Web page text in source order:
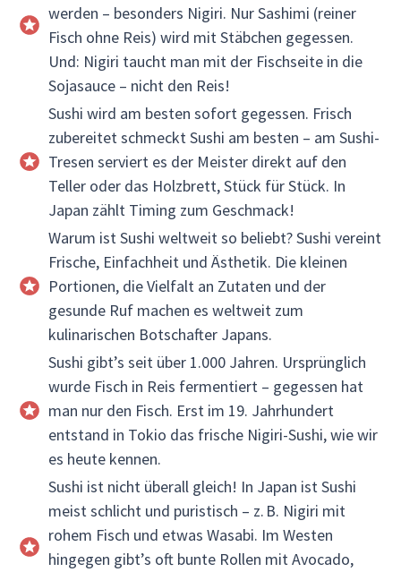
werden – besonders Nigiri. Nur Sashimi (reiner
Fisch ohne Reis) wird mit Stäbchen gegessen.
Und: Nigiri taucht man mit der Fischseite in die
Sojasauce – nicht den Reis!
Sushi wird am besten sofort gegessen. Frisch
zubereitet schmeckt Sushi am besten – am Sushi-
Tresen serviert es der Meister direkt auf den
Teller oder das Holzbrett, Stück für Stück. In
Japan zählt Timing zum Geschmack!
Warum ist Sushi weltweit so beliebt? Sushi vereint
Frische, Einfachheit und Ästhetik. Die kleinen
Portionen, die Vielfalt an Zutaten und der
gesunde Ruf machen es weltweit zum
kulinarischen Botschafter Japans.
Sushi gibt’s seit über 1.000 Jahren. Ursprünglich
wurde Fisch in Reis fermentiert – gegessen hat
man nur den Fisch. Erst im 19. Jahrhundert
entstand in Tokio das frische Nigiri-Sushi, wie wir
es heute kennen.
Sushi ist nicht überall gleich! In Japan ist Sushi
meist schlicht und puristisch – z. B. Nigiri mit
rohem Fisch und etwas Wasabi. Im Westen
hingegen gibt’s oft bunte Rollen mit Avocado,